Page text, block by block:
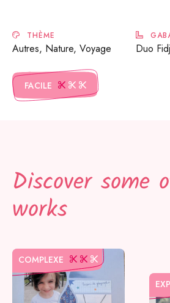
THÈME
Autres, Nature, Voyage Duo
FACILE
Discover some
works
COMPLEXE